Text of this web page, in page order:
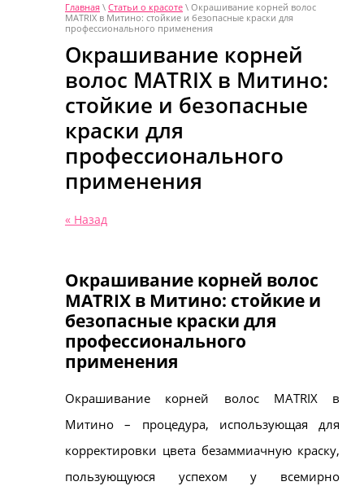
Главная \ Статьи о красоте \ Окрашивание корней волос
MATRIX в Митино: стойкие и безопасные краски для
профессионального применения
Окрашивание корней
волос MATRIX в Митино:
стойкие и безопасные
краски для
профессионального
применения
« Назад
Окрашивание корней волос
MATRIX в Митино: стойкие и
безопасные краски для
профессионального
применения
Окрашивание корней волос MATRIX в
Митино – процедура, использующая для
корректировки цвета безаммиачную краску,
пользующуюся успехом у всемирно